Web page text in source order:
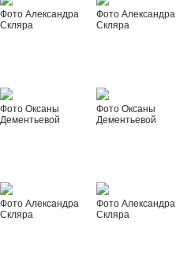
Фото Александра
Скляра
Фото Александра
Скляра
Фото Оксаны
Дементьевой
Фото Оксаны
Дементьевой
Фото Александра
Скляра
Фото Александра
Скляра